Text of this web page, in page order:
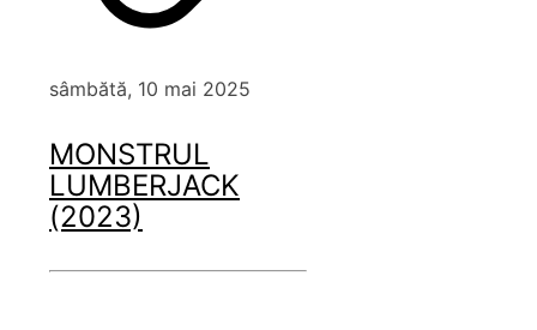
sâmbătă, 10 mai 2025
MONSTRUL
LUMBERJACK
(2023)